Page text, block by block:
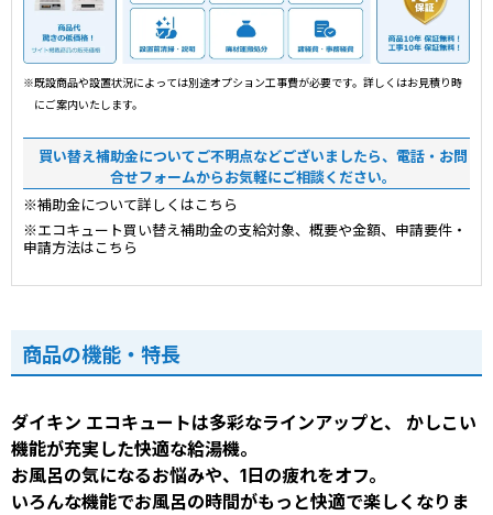
※既設商品や設置状況によっては別途オプション工事費が必要です。詳しくはお見積り時
にご案内いたします。
買い替え補助金についてご不明点などございましたら、電話・お問
合せフォームからお気軽にご相談ください。
※補助金について詳しくはこちら
※エコキュート買い替え補助金の支給対象、概要や金額、申請要件・
申請方法はこちら
商品の機能・特長
ダイキン エコキュートは多彩なラインアップと、 かしこい
機能が充実した快適な給湯機。
お風呂の気になるお悩みや、1日の疲れをオフ。
いろんな機能でお風呂の時間がもっと快適で楽しくなりま